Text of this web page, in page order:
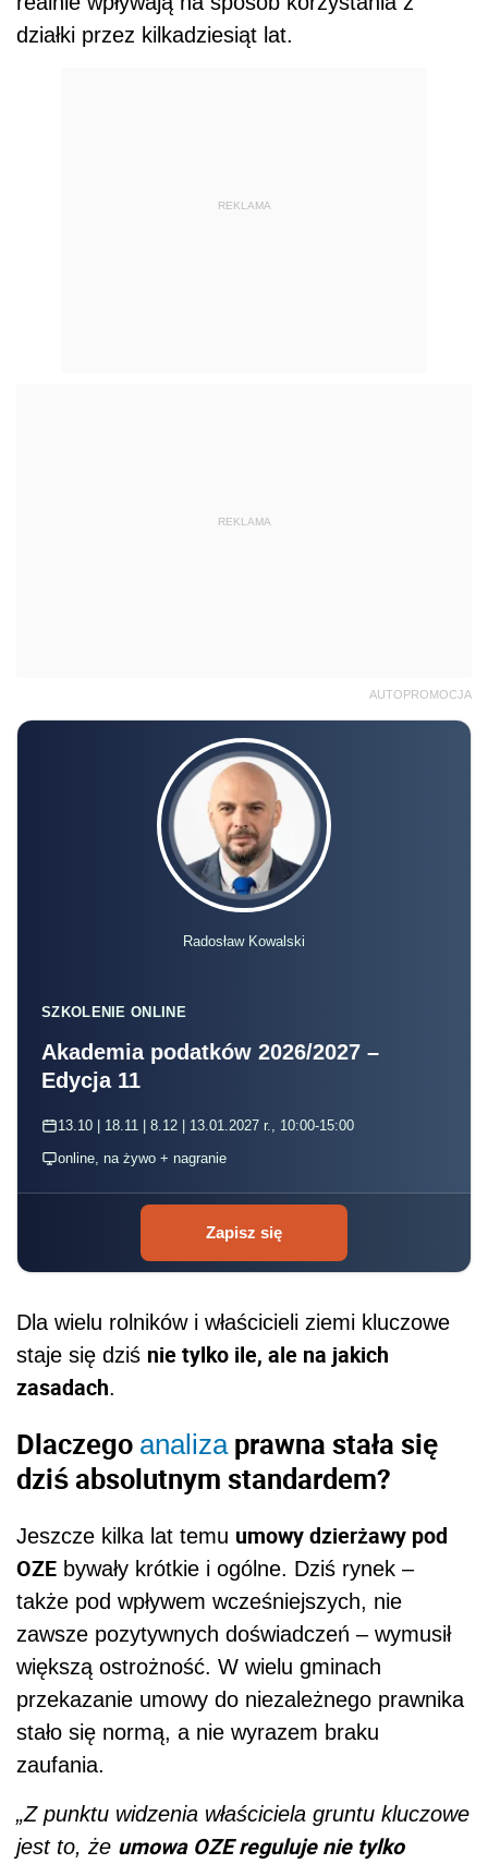
działki przez kilkadziesiąt lat.
REKLAMA
REKLAMA
AUTOPROMOCJA
Radosław Kowalski
SZKOLENIE ONLINE
Akademia podatków 2026/2027 –
Edycja 11
13.10 | 18.11 | 8.12 | 13.01.2027 r., 10:00-15:00
online, na żywo + nagranie
Zapisz się
Dla wielu rolników i właścicieli ziemi kluczowe
staje się dziś nie tylko ile, ale na jakich
zasadach.
Dlaczego analizaprawna stała się
dziś absolutnym standardem?
Jeszcze kilka lat temu umowy dzierżawy pod
OZE bywały krótkie i ogólne. Dziś rynek –
także pod wpływem wcześniejszych, nie
zawsze pozytywnych doświadczeń – wymusił
większą ostrożność. W wielu gminach
przekazanie umowy do niezależnego prawnika
stało się normą, a nie wyrazem braku
zaufania.
„Z punktu widzenia właściciela gruntu kluczowe
jest to, że umowa OZE reguluje nie tylko